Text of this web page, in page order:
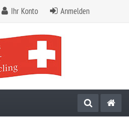
Ihr Konto Anmelden